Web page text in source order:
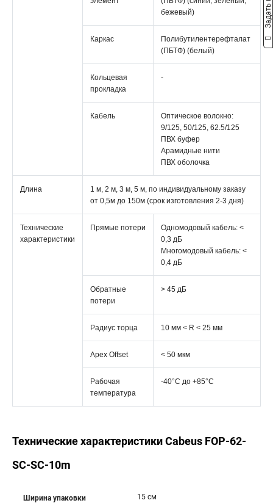
бежевый)
Каркас
Полибутилентерефталат
(ПБТФ) (белый)
Кольцевая
прокладка
-
Кабель
Оптическое волокно:
9/125, 50/125, 62.5/125
ПВХ буфер
Арамидные нити
ПВХ оболочка
Длина
1 м, 2 м, 3 м, 5 м, по индивидуальному заказу
от 0,5м до 150м (срок изготовления 2-3 дня)
Технические
характеристики
Прямые потери
Одномодовый кабель: <
0,3 дБ
Многомодовый кабель: <
0,4 дБ
Обратные
потери
> 45 дБ
Радиус торца 10 мм < R < 25 мм
Apex Offset < 50 мкм
Рабочая
температура
-40°C дo +85°C
Технические характеристики Cabeus FOP-62-
SC-SC-10m
Ширина упаковки 15 см